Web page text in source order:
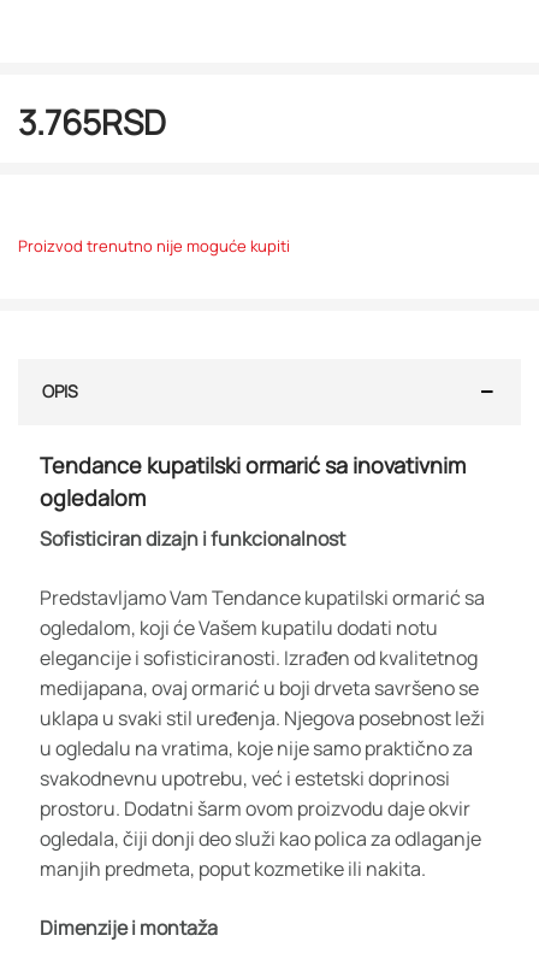
3.765RSD
Proizvod trenutno nije moguće kupiti
OPIS
Tendance kupatilski ormarić sa inovativnim
ogledalom
Sofisticiran dizajn i funkcionalnost
Predstavljamo Vam Tendance kupatilski ormarić sa
ogledalom, koji će Vašem kupatilu dodati notu
elegancije i sofisticiranosti. Izrađen od kvalitetnog
medijapana, ovaj ormarić u boji drveta savršeno se
uklapa u svaki stil uređenja. Njegova posebnost leži
u ogledalu na vratima, koje nije samo praktično za
svakodnevnu upotrebu, već i estetski doprinosi
prostoru. Dodatni šarm ovom proizvodu daje okvir
ogledala, čiji donji deo služi kao polica za odlaganje
manjih predmeta, poput kozmetike ili nakita.
Dimenzije i montaža